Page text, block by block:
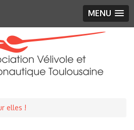
MENU
elles !